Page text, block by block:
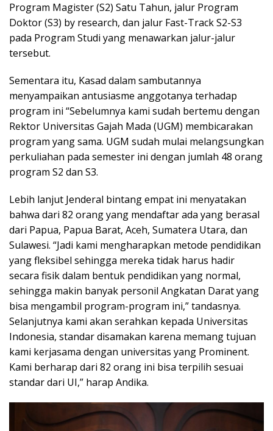
Program Magister (S2) Satu Tahun, jalur Program
Doktor (S3) by research, dan jalur Fast-Track S2-S3
pada Program Studi yang menawarkan jalur-jalur
tersebut.
Sementara itu, Kasad dalam sambutannya
menyampaikan antusiasme anggotanya terhadap
program ini “Sebelumnya kami sudah bertemu dengan
Rektor Universitas Gajah Mada (UGM) membicarakan
program yang sama. UGM sudah mulai melangsungkan
perkuliahan pada semester ini dengan jumlah 48 orang
program S2 dan S3.
Lebih lanjut Jenderal bintang empat ini menyatakan
bahwa dari 82 orang yang mendaftar ada yang berasal
dari Papua, Papua Barat, Aceh, Sumatera Utara, dan
Sulawesi. “Jadi kami mengharapkan metode pendidikan
yang fleksibel sehingga mereka tidak harus hadir
secara fisik dalam bentuk pendidikan yang normal,
sehingga makin banyak personil Angkatan Darat yang
bisa mengambil program-program ini,” tandasnya.
Selanjutnya kami akan serahkan kepada Universitas
Indonesia, standar disamakan karena memang tujuan
kami kerjasama dengan universitas yang Prominent.
Kami berharap dari 82 orang ini bisa terpilih sesuai
standar dari UI,” harap Andika.